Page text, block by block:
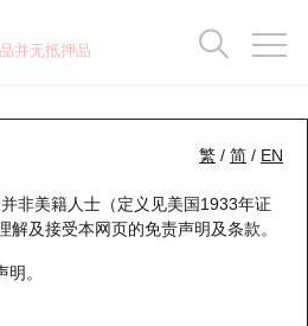
并无抵押品
繁 / 简 / EN
非美籍人士（定义见美国1933年证
解及接受本网页的免责声明及条款。
。
3690 美团